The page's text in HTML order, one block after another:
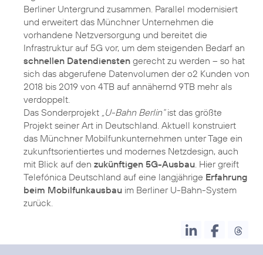
Berliner Untergrund zusammen. Parallel modernisiert
und erweitert das Münchner Unternehmen die
vorhandene Netzversorgung und bereitet die
Infrastruktur auf 5G vor, um dem steigenden Bedarf an
schnellen Datendiensten gerecht zu werden – so hat
sich das abgerufene Datenvolumen der o2 Kunden von
2018 bis 2019 von 4TB auf annähernd 9TB mehr als
verdoppelt.
Das Sonderprojekt „U-Bahn Berlin“ist das größte
Projekt seiner Art in Deutschland. Aktuell konstruiert
das Münchner Mobilfunkunternehmen unter Tage ein
zukunftsorientiertes und modernes Netzdesign, auch
mit Blick auf den zukünftigen 5G-Ausbau . Hier greift
Telefónica Deutschland auf eine langjährige Erfahrung
beim Mobilfunkausbau im Berliner U-Bahn-System
zurück.